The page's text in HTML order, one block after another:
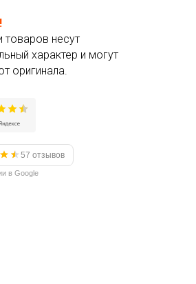
товаров несут
характер и могут
оригинала.
57 отзывов
в Google